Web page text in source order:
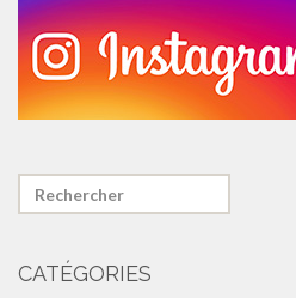
CATÉGORIES